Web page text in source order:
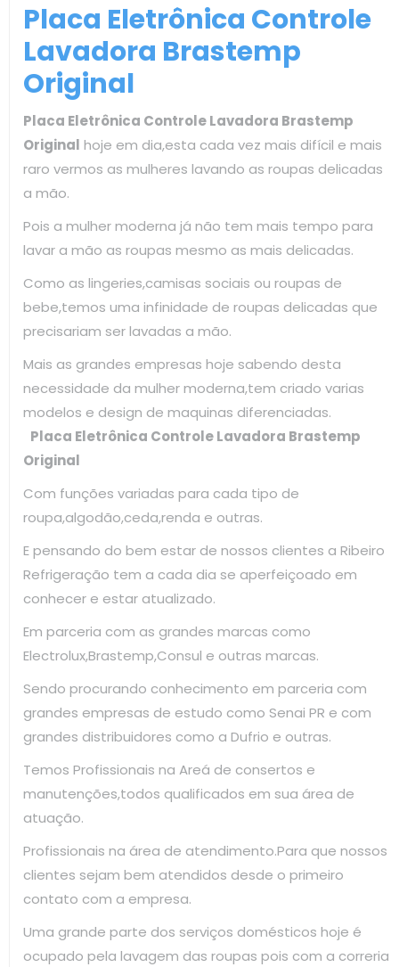
Placa Eletrônica Controle
Lavadora Brastemp
Original
Placa Eletrônica Controle Lavadora Brastemp
Original hoje em dia,esta cada vez mais difícil e mais
raro vermos as mulheres lavando as roupas delicadas
a mão.
Pois a mulher moderna já não tem mais tempo para
lavar a mão as roupas mesmo as mais delicadas.
Como as lingeries,camisas sociais ou roupas de
bebe,temos uma infinidade de roupas delicadas que
precisariam ser lavadas a mão.
Mais as grandes empresas hoje sabendo desta
necessidade da mulher moderna,tem criado varias
modelos e design de maquinas diferenciadas.
Placa Eletrônica Controle Lavadora Brastemp
Original
Com funções variadas para cada tipo de
roupa,algodão,ceda,renda e outras.
E pensando do bem estar de nossos clientes a Ribeiro
Refrigeração tem a cada dia se aperfeiçoado em
conhecer e estar atualizado.
Em parceria com as grandes marcas como
Electrolux,Brastemp,Consul e outras marcas.
Sendo procurando conhecimento em parceria com
grandes empresas de estudo como Senai PR e com
grandes distribuidores como a Dufrio e outras.
Temos Profissionais na Areá de consertos e
manutenções,todos qualificados em sua área de
atuação.
Profissionais na área de atendimento.Para que nossos
clientes sejam bem atendidos desde o primeiro
contato com a empresa.
Uma grande parte dos serviços domésticos hoje é
ocupado pela lavagem das roupas pois com a correria